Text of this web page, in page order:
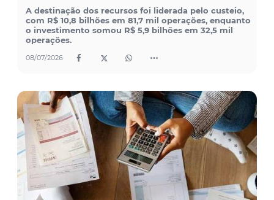
A destinação dos recursos foi liderada pelo custeio,
com R$ 10,8 bilhões em 81,7 mil operações, enquanto
o investimento somou R$ 5,9 bilhões em 32,5 mil
operações.
08/07/2026